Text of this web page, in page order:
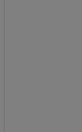
durch die
zur
trägt
zum
Im Hinblick